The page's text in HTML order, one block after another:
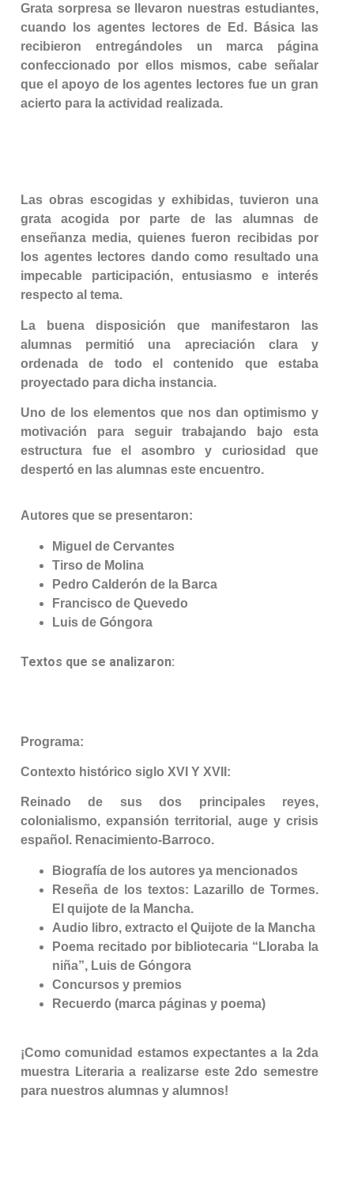
Grata sorpresa se llevaron nuestras estudiantes,
cuando los agentes lectores de Ed. Básica las
recibieron entregándoles un marca página
confeccionado por ellos mismos, cabe señalar
que el apoyo de los agentes lectores fue un gran
acierto para la actividad realizada.
Las obras escogidas y exhibidas, tuvieron una
grata acogida por parte de las alumnas de
enseñanza media, quienes fueron recibidas por
los agentes lectores dando como resultado una
impecable participación, entusiasmo e interés
respecto al tema.
La buena disposición que manifestaron las
alumnas permitió una apreciación clara y
ordenada de todo el contenido que estaba
proyectado para dicha instancia.
Uno de los elementos que nos dan optimismo y
motivación para seguir trabajando bajo esta
estructura fue el asombro y curiosidad que
despertó en las alumnas este encuentro.
Autores que se presentaron:
Miguel de Cervantes
Tirso de Molina
Pedro Calderón de la Barca
Francisco de Quevedo
Luis de Góngora
Textos que se analizaron:
Programa:
Contexto histórico siglo XVI Y XVII:
Reinado de sus dos principales reyes,
colonialismo, expansión territorial, auge y crisis
español. Renacimiento-Barroco.
Biografía de los autores ya mencionados
Reseña de los textos: Lazarillo de Tormes.
El quijote de la Mancha.
Audio libro, extracto el Quijote de la Mancha
Poema recitado por bibliotecaria “Lloraba la
niña”, Luis de Góngora
Concursos y premios
Recuerdo (marca páginas y poema)
¡Como comunidad estamos expectantes a la 2da
muestra Literaria a realizarse este 2do semestre
para nuestros alumnas y alumnos!